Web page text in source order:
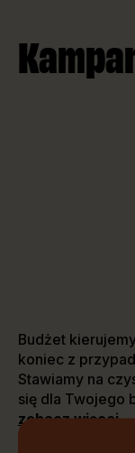
Budżet
koniec z
Stawiamy na
się dla Twojego
zobacz więcej